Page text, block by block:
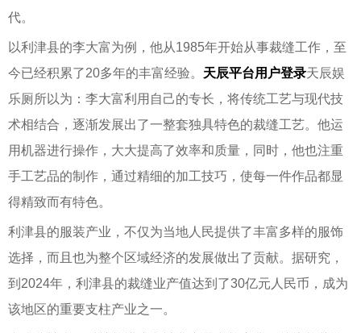
代。
以利津县的李大富为例，他从1985年开始从事裁缝工作，至
今已经积累了20多年的丰富经验。 天辰平台用户登录天辰娱
乐厕所以为：李大富利用自己的专长，将传统工艺与现代技
术相结合，逐渐发展出了一整套独具特色的裁缝工艺。他运
用机器进行操作，大大提高了效率和质量，同时，他也注重
手工艺品的制作，通过精细的加工技巧，使每一件作品都显
得精致而有特色。
利津县的服装产业，不仅为当地人民提供了丰富多样的服饰
选择，而且也为整个区域经济的发展做出了贡献。据研究，
到2024年，利津县的裁缝业产值达到了30亿元人民币，成为
该地区的重要支柱产业之一。